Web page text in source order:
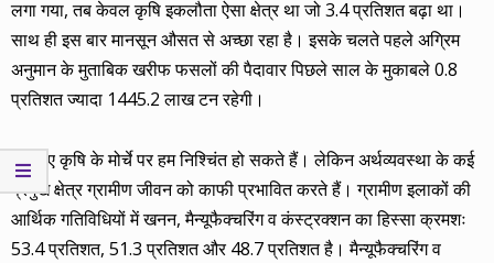
लगा गया, तब केवल कृषि इकलौता ऐसा क्षेत्र था जो 3.4 प्रतिशत बढ़ा था।
साथ ही इस बार मानसून औसत से अच्छा रहा है। इसके चलते पहले अग्रिम
अनुमान के मुताबिक खरीफ फसलों की पैदावार पिछले साल के मुकाबले 0.8
प्रतिशत ज्यादा 1445.2 लाख टन रहेगी।
इसलिए कृषि के मोर्चे पर हम निश्चिंत हो सकते हैं। लेकिन अर्थव्यवस्था के कई
प्रमुख क्षेत्र ग्रामीण जीवन को काफी प्रभावित करते हैं। ग्रामीण इलाकों की
आर्थिक गतिविधियों में खनन, मैन्यूफैक्चरिंग व कंस्ट्रक्शन का हिस्सा क्रमशः
53.4 प्रतिशत, 51.3 प्रतिशत और 48.7 प्रतिशत है। मैन्यूफैक्चरिंग व